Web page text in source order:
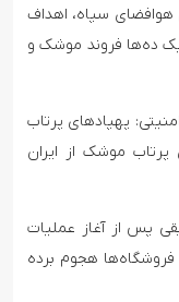
هوافضای سپاه، اهداف
ده‌ها فروند موشک و
امنیتی: پهپادهای پرتاب
موشک از ایران
پس از آغاز عملیات
هجوم برده